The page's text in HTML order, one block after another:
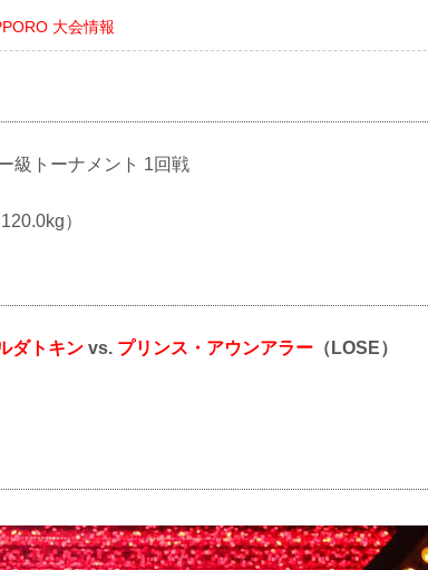
大会情報
級トーナメント 1回戦
）
ダトキン vs. プリンス・アウンアラー （LOSE）